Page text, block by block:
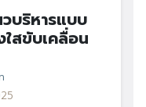
บริหารแบบ
สขับเคลื่อน